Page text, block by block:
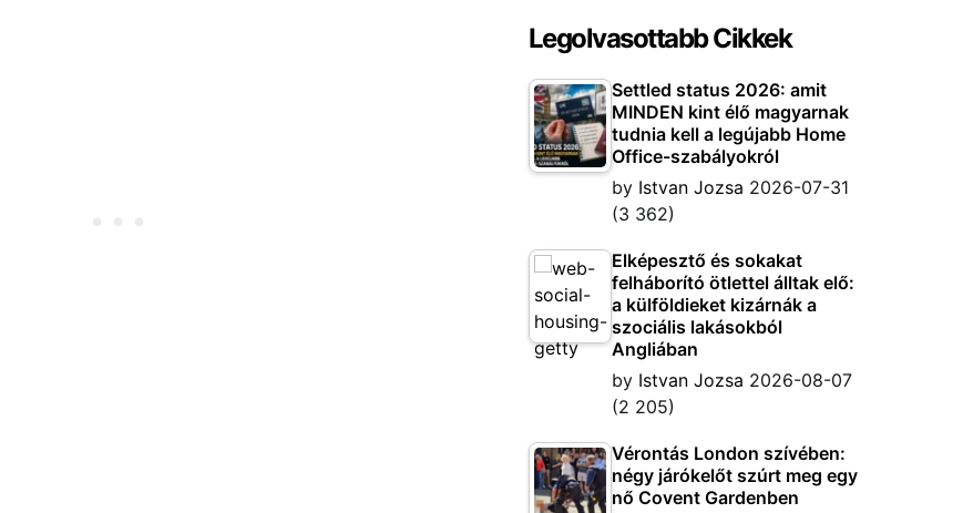
Legolvasottabb Cikkek
Settled status 2026: amit
MINDEN kint élő magyarnak
tudnia kell a legújabb Home
Office-szabályokról
by Istvan Jozsa 2026-07-31
(3 362)
Elképesztő és sokakat
felháborító ötlettel álltak elő:
a külföldieket kizárnák a
szociális lakásokból
Angliában
by Istvan Jozsa 2026-08-07
(2 205)
Vérontás London szívében:
négy járókelőt szúrt meg egy
nő Covent Gardenben